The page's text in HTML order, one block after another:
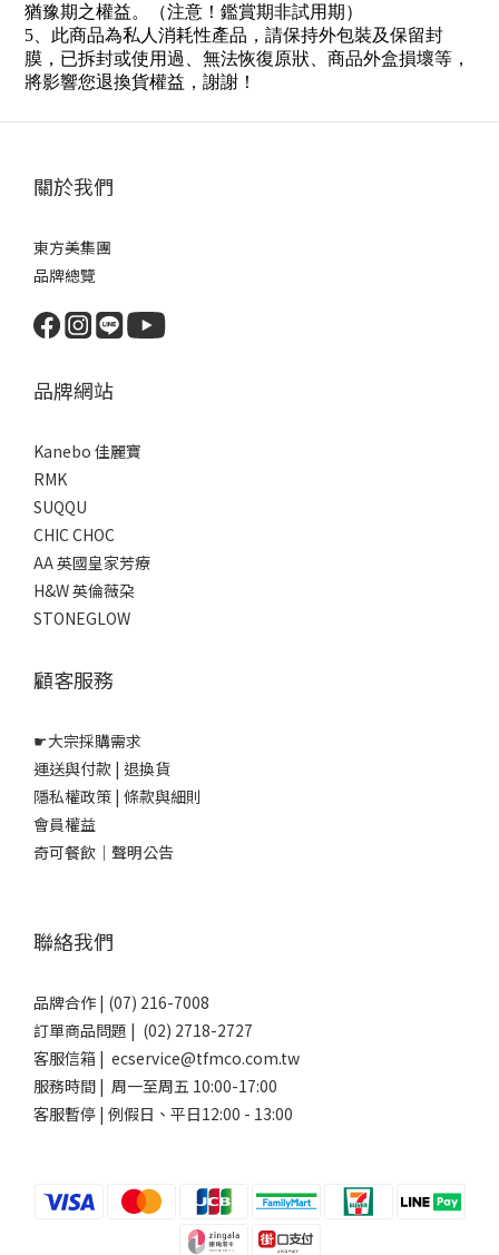
猶豫期之權益。（注意！鑑賞期非試用期）
5 、此商品為私人消耗性產品，請保持外包裝及保留封
膜，已拆封或使用過、無法恢復原狀、商品外盒損壞等，
將影響您退換貨權益，謝謝 ！
關於我們
東方美集團
品牌總覽
品牌網站
Kanebo 佳麗寶
RMK
SUQQU
CHIC CHOC
AA 英國皇家芳療
H&W 英倫薇朶
STONEGLOW
顧客服務
☛大宗採購需求
運送與付款 | 退換貨
隱私權政策 | 條款與細則
會員權益
奇可餐飲｜聲明公告
聯絡我們
品牌合作 | (07) 216-7008
訂單商品問題 | (02) 2718-2727
客服信箱 | ecservice@tfmco.com.tw
服務時間 | 周一至周五 10:00-17:00
客服暫停 | 例假日、平日12:00 - 13:00